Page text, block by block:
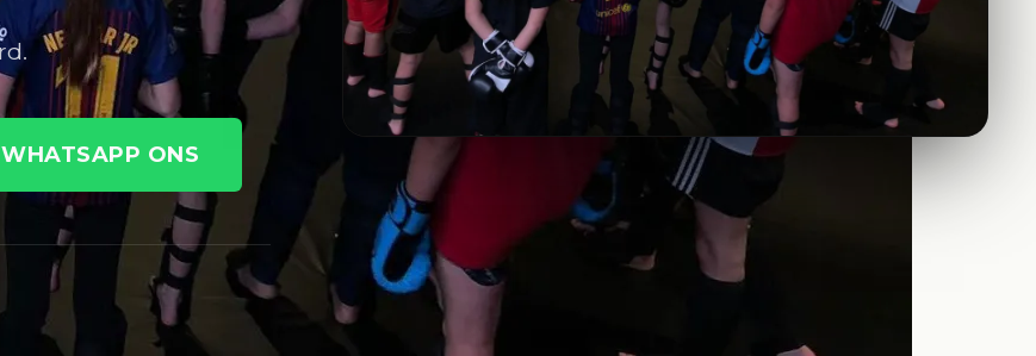
WHATSAPP ONS
DIRECT INSTROMEN MOGELIJK
Sterker, scherper,
zelfverzekerder.
TEAM CHAMP · UITHOORN